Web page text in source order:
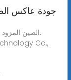
جودة عاكس
الصين
Co.,